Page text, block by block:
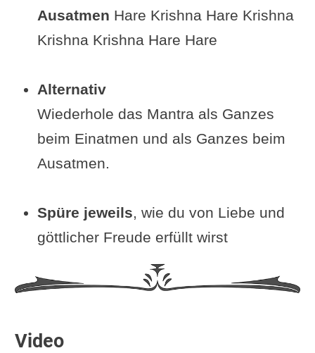
Ausatmen Hare Krishna Hare Krishna
Krishna Krishna Hare Hare
Alternativ
Wiederhole das Mantra als Ganzes
beim Einatmen und als Ganzes beim
Ausatmen.
Spüre jeweils, wie du von Liebe und
göttlicher Freude erfüllt wirst
Video